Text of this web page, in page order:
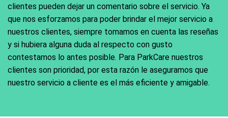
clientes pueden dejar un comentario sobre el servicio. Ya
que nos esforzamos para poder brindar el mejor servicio a
nuestros clientes, siempre tomamos en cuenta las reseñas
y si hubiera alguna duda al respecto con gusto
contestamos lo antes posible. Para ParkCare nuestros
clientes son prioridad, por esta razón le aseguramos que
nuestro servicio a cliente es el más eficiente y amigable.